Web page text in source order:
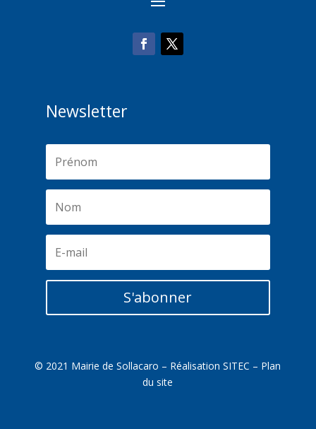
Newsletter
S'abonner
© 2021 Mairie de Sollacaro – RéalisationSITEC – Plan
du site